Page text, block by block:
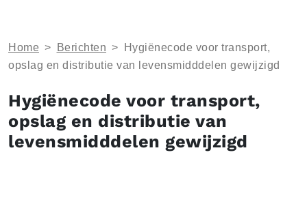
Home > Berichten >
Hygiënecode voor transport,
opslag en distributie van levensmidddelen gewijzigd
Hygiënecode voor transport,
opslag en distributie van
levensmidddelen gewijzigd